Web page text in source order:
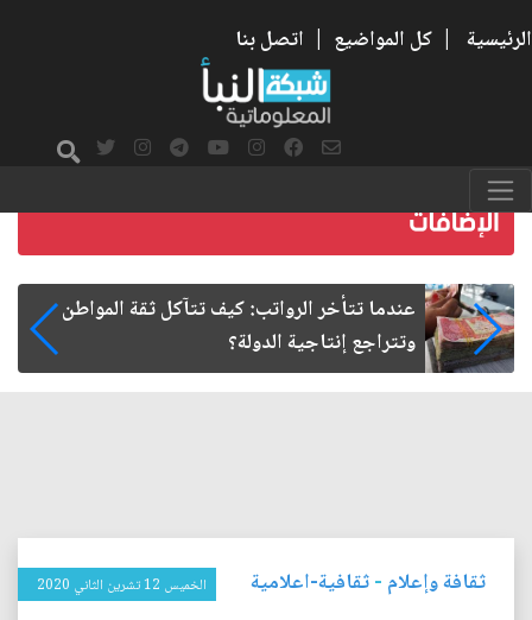
الرئيسية | كل المواضيع | اتصل بنا
صمت الطريق بعد الأربعين
ثقافة وإعلام -ثقافية-اعلامية الخميس 12 تشرين الثاني 2020